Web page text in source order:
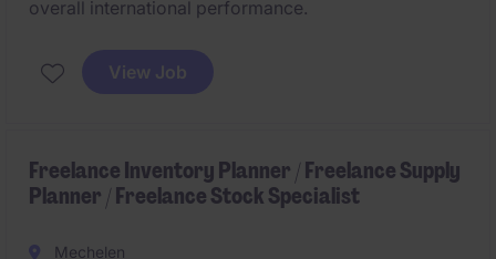
overall international performance.
View Job
Freelance Inventory Planner / Freelance Supply
Planner / Freelance Stock Specialist
Mechelen